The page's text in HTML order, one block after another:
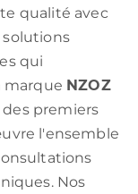
qualité avec
qui
marque NZOZ
premiers
l'ensemble
Nos